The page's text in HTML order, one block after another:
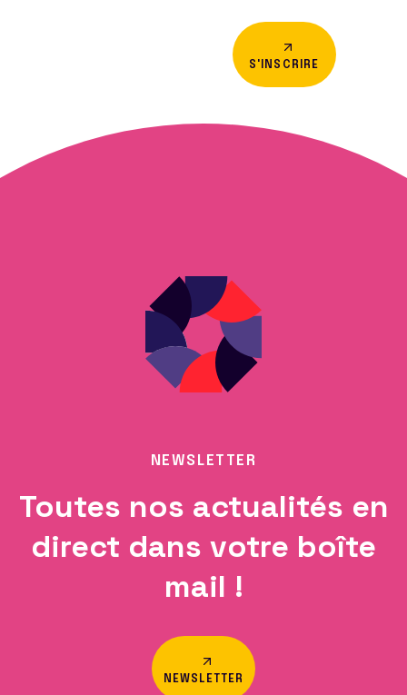
S'INSCRIRE
NEWSLETTER
Toutes nos actualités en
direct dans votre boîte
mail !
NEWSLETTER